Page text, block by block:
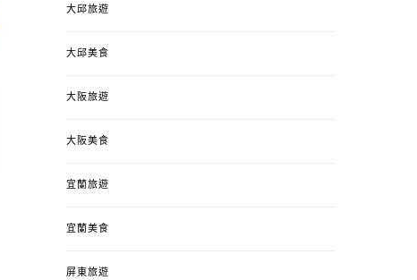
大邱旅遊
大邱美食
大阪旅遊
大阪美食
宜蘭旅遊
宜蘭美食
屏東旅遊